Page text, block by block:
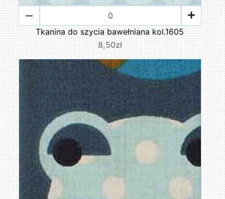
Tkanina do szycia bawełniana kol.1605
8,50zł